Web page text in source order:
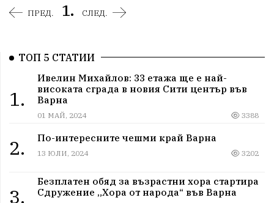
ПРЕД. 1. СЛЕД.
ТОП 5 СТАТИИ
1.
Ивелин Михайлов: 33 етажа ще е най-
високата сграда в новия Сити център във
Варна
01 МАЙ, 2024 3388
2. По-интересните чешми край Варна
13 ЮЛИ, 2024 3202
3.
Безплатен обяд за възрастни хора стартира
Сдружение „Хора от народа“ във Варна